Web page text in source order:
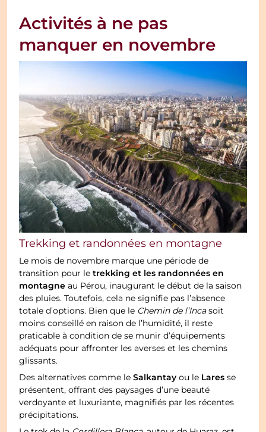
Activités à ne pas
manquer en novembre
Trekking et randonnées en montagne
Le mois de novembre marque une période de
transition pour letrekking et les randonnées en
montagne au Pérou, inaugurant le début de la saison
des pluies. Toutefois, cela ne signifie pas l’absence
totale d’options. Bien que le Chemin de l’Incasoit
moins conseillé en raison de l’humidité, il reste
praticable à condition de se munir d’équipements
adéquats pour affronter les averses et les chemins
glissants.
Des alternatives comme leSalkantay ou le Lares se
présentent, offrant des paysages d’une beauté
verdoyante et luxuriante, magnifiés par les récentes
précipitations.